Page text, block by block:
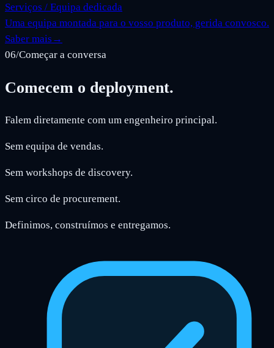
Serviços / Equipa dedicada
Uma equipa montada para o vosso produto, gerida convosco.
Saber mais →
06/Começar a conversa
Comecem o deployment.
Falem diretamente com um engenheiro principal.
Sem equipa de vendas.
Sem workshops de discovery.
Sem circo de procurement.
Definimos, construímos e entregamos.